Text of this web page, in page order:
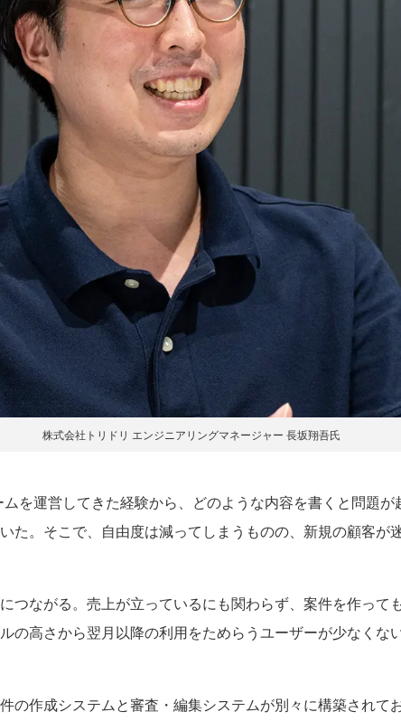
株式会社トリドリ エンジニアリングマネージャー 長坂翔吾氏
を運営してきた経験から、どのような内容を書くと問題
た。そこで、自由度は減ってしまうものの、新規の顧客が
つながる。売上が立っているにも関わらず、案件を作って
の高さから翌月以降の利用をためらうユーザーが少なくな
の作成システムと審査・編集システムが別々に構築されて